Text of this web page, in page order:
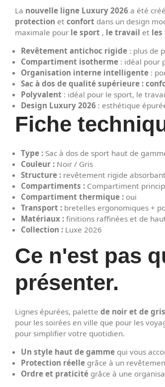
La nouvelle ligne Luxury 2026 a été
protection et confort dans un design
maximale pour le sport , le travail et les
Revêtement antichoc rigide : plus de
Compartiment isotherme : idéal pour
Organisation interne intelligente :
Sac à dos de qualité supérieure :
Polyvalent : idéal pour le sport, le
Design Luxury 2026 : esthétique
Fiche
Type : Sac à dos de sport haut de
Couleur : Noir / Gris
Structure : revêtement rigide
Compartiments : Compartiment
Compartiment thermique : oui
Transport : bretelles ergonomiques +
Matériaux : finitions raffinées et de
Collection : Luxe 2026
Ce n'est pas
présenter.
Lignes épurées, palette de noir et de gris
pour les soirées en ville que pour les
pour simplifier votre quotidien.
Un style haut de gamme qui vous
Protection réelle grâce à un
Ordre et praticité grâce à une